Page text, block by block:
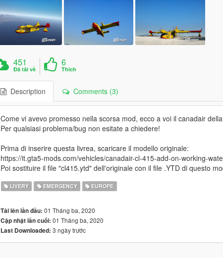
451
Đã tải về
6
Thích
Description Comments (3)
Come vi avevo promesso nella scorsa mod, ecco a voi il canadair
Per qualsiasi problema/bug non esitate a chiedere!
Prima di inserire questa livrea, scaricare il modello originale:
https://it.gta5-mods.com/vehicles/canadair-cl-415-add-on-working-
Poi sostituire il file "cl415.ytd" dell'originale con il file .YTD di questo
LIVERY EMERGENCY EUROPE
Tải lên lần đầu: 01 Tháng ba, 2020
Cập nhật lần cuối: 01 Tháng ba, 2020
Last Downloaded: 3 ngày trước